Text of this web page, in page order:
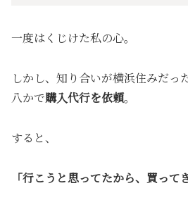
一度はくじけた私の心。
しかし、知り合いが横浜住みだっ
八かで購入代行を依頼。
すると、
「行こうと思ってたから、買って